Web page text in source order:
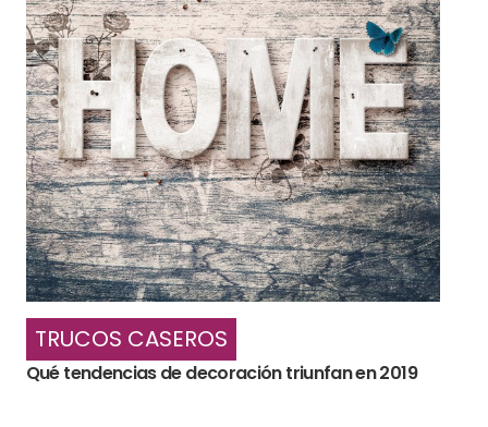
TRUCOS CASEROS
Qué tendencias de decoración triunfan en 2019